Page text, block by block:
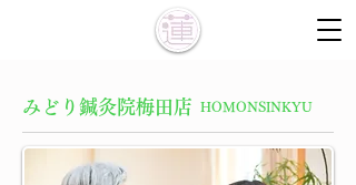
みどり鍼灸院梅田店 HOMONSINKYU